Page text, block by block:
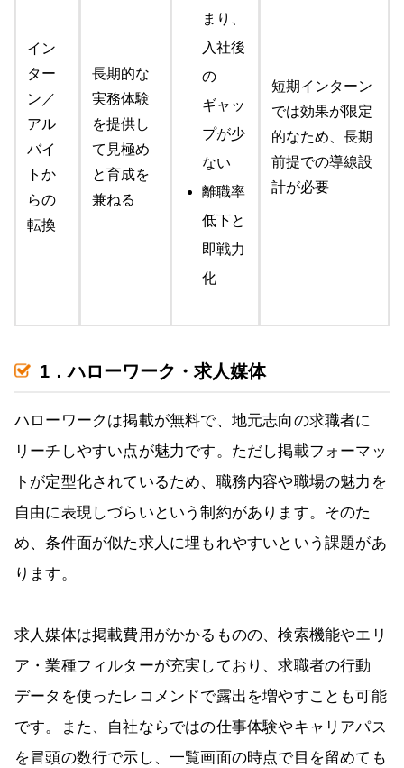
イン
ター
ン／
アル
バイ
トか
らの
転換
長期的な
実務体験
を提供し
て見極め
と育成を
兼ねる
まり、
入社後
の
ギャッ
プが少
ない
離職率
低下と
即戦力
化
短期インターン
では効果が限定
的なため、長期
前提での導線設
計が必要
1．ハローワーク・求人媒体
ハローワークは掲載が無料で、地元志向の求職者に
リーチしやすい点が魅力です。ただし掲載フォーマッ
トが定型化されているため、職務内容や職場の魅力を
自由に表現しづらいという制約があります。そのた
め、条件面が似た求人に埋もれやすいという課題があ
ります。
求人媒体は掲載費用がかかるものの、検索機能やエリ
ア・業種フィルターが充実しており、求職者の行動
データを使ったレコメンドで露出を増やすことも可能
です。また、自社ならではの仕事体験やキャリアパス
を冒頭の数行で示し、一覧画面の時点で目を留めても